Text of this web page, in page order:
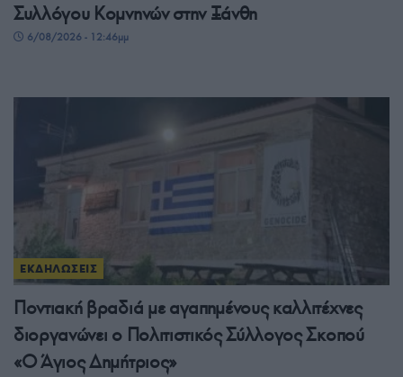
Συλλόγου Κομνηνών στην Ξάνθη
6/08/2026 - 12:46μμ
ΕΚΔΗΛΩΣΕΙΣ
Ποντιακή βραδιά με αγαπημένους καλλιτέχνες
διοργανώνει ο Πολιτιστικός Σύλλογος Σκοπού
«Ο Άγιος Δημήτριος»